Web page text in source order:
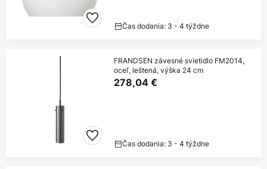
Čas dodania: 3 - 4 týždne
FRANDSEN závesné svietidlo FM2014,
oceľ, leštená, výška 24 cm
278,04 €
Čas dodania: 3 - 4 týždne